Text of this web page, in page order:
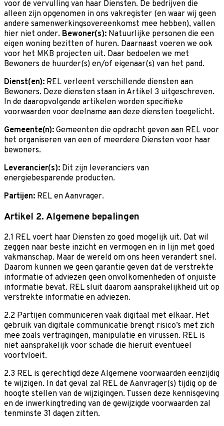
voor de vervulling van haar Diensten. De bedrijven die
alleen zijn opgenomen in ons vakregister (en waar wij geen
andere samenwerkingsovereenkomst mee hebben), vallen
hier niet onder. Bewoner(s): Natuurlijke personen die een
eigen woning bezitten of huren. Daarnaast voeren we ook
voor het MKB projecten uit. Daar bedoelen we met
Bewoners de huurder(s) en/of eigenaar(s) van het pand.
Dienst(en): REL verleent verschillende diensten aan
Bewoners. Deze diensten staan in Artikel 3 uitgeschreven.
In de daaropvolgende artikelen worden specifieke
voorwaarden voor deelname aan deze diensten toegelicht.
Gemeente(n): Gemeenten die opdracht geven aan REL voor
het organiseren van een of meerdere Diensten voor haar
bewoners.
Leverancier(s): Dit zijn leveranciers van
energiebesparende producten.
Partijen: REL en Aanvrager.
Artikel 2. Algemene bepalingen
2.1 REL voert haar Diensten zo goed mogelijk uit. Dat wil
zeggen naar beste inzicht en vermogen en in lijn met goed
vakmanschap. Maar de wereld om ons heen verandert snel.
Daarom kunnen we geen garantie geven dat de verstrekte
informatie of adviezen geen onvolkomenheden of onjuiste
informatie bevat. REL sluit daarom aansprakelijkheid uit op
verstrekte informatie en adviezen.
2.2 Partijen communiceren vaak digitaal met elkaar. Het
gebruik van digitale communicatie brengt risico’s met zich
mee zoals vertragingen, manipulatie en virussen. REL is
niet aansprakelijk voor schade die hieruit eventueel
voortvloeit.
2.3 REL is gerechtigd deze Algemene voorwaarden eenzijdig
te wijzigen. In dat geval zal REL de Aanvrager(s) tijdig op de
hoogte stellen van de wijzigingen. Tussen deze kennisgeving
en de inwerkingtreding van de gewijzigde voorwaarden zal
tenminste 31 dagen zitten.